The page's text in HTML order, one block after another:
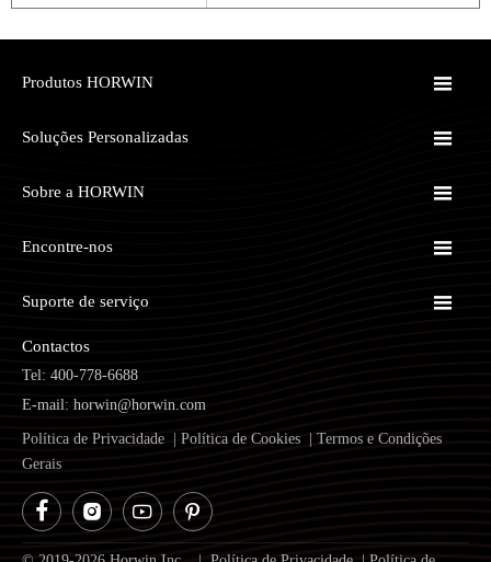
Produtos HORWIN 
Soluções Personalizadas 
Sobre a HORWIN 
Encontre-nos 
Suporte de serviço 
Contactos
Tel: 400-778-6688
E-mail: horwin@horwin.com
Política de Privacidade Política de Cookies
Termos e Condições
Gerais
   